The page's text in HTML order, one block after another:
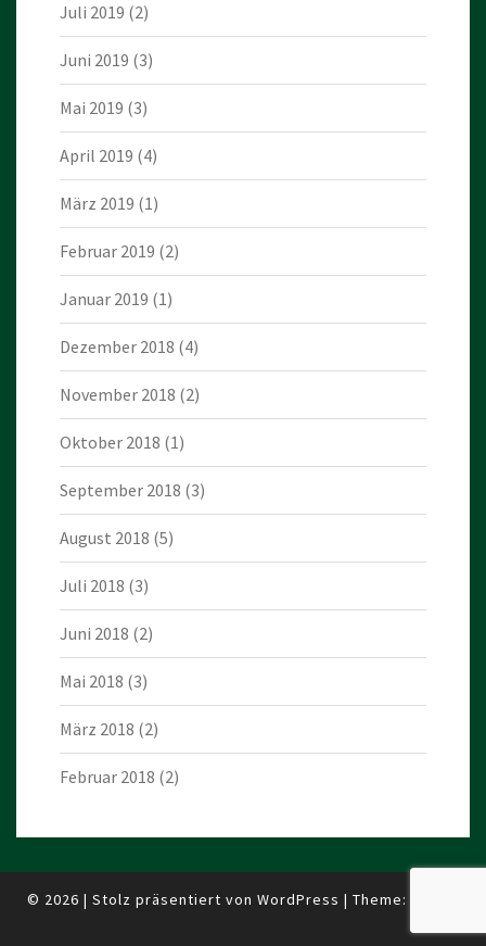
Juli 2019 (2)
Juni 2019 (3)
Mai 2019 (3)
April 2019 (4)
März 2019 (1)
Februar 2019 (2)
Januar 2019 (1)
Dezember 2018 (4)
November 2018 (2)
Oktober 2018 (1)
September 2018 (3)
August 2018 (5)
Juli 2018 (3)
Juni 2018 (2)
Mai 2018 (3)
März 2018 (2)
Februar 2018 (2)
© 2026 | Stolz präsentiert von WordPress | Theme: